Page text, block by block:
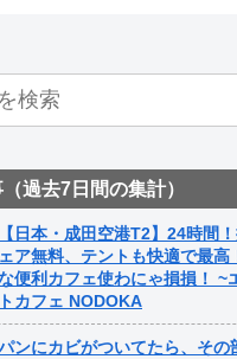
過去7日間の集計）
【日本・成田空港T2】24時間
ェア無料、テントも快適で最高
便利カフェ使わにゃ損損！ ~
トカフェ NODOKA
ンにカビがついてたら、その